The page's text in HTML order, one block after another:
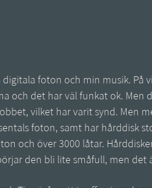
foton och min musik. På
och det har väl funkat ok. Men
vilket har varit synd. Men
foton, samt har hårddisk
och över 3000 låtar.
den bli lite småfull, men det